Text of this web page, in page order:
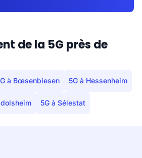
de la 5G près de
à Bœsenbiesen 5G à Hessenheim
5G à Sélestat